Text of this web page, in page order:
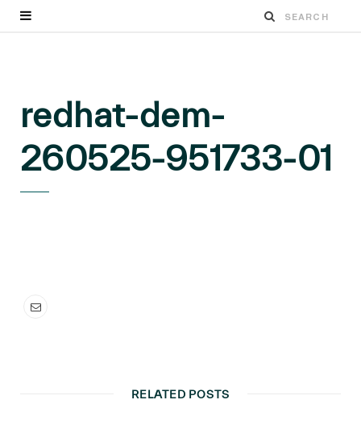
redhat-dem-
260525-951733-01
RELATED POSTS